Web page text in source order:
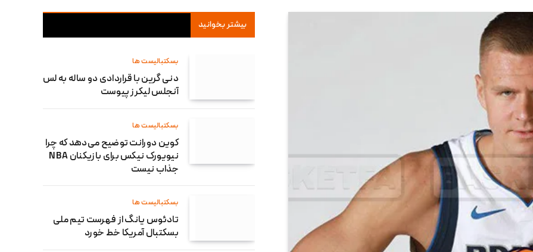
بیشتر بخوانید
بسکتبالیست ها
دنی گرین با قراردادی دو ساله به لس
آنجلس لیکرز پیوست
بسکتبالیست ها
کوین دورانت توضیح می‌دهد که چرا
نیویورک نیکس برای بازیکنان NBA
جذاب نیست
بسکتبالیست ها
تادئوس یانگ از فهرست تیم ملی
بسکتبال آمریکا خط خورد